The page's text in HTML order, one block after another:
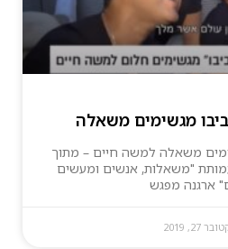
מגשימים משאלה
משאלה למשה חיים – מתוך
בערוץ רשת 13 עמותת "משאלות, אנשים ומעשים
ארגנה מפגש
27, 2019